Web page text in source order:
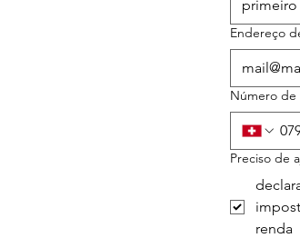
Endereço
Número de
Preciso de
renda